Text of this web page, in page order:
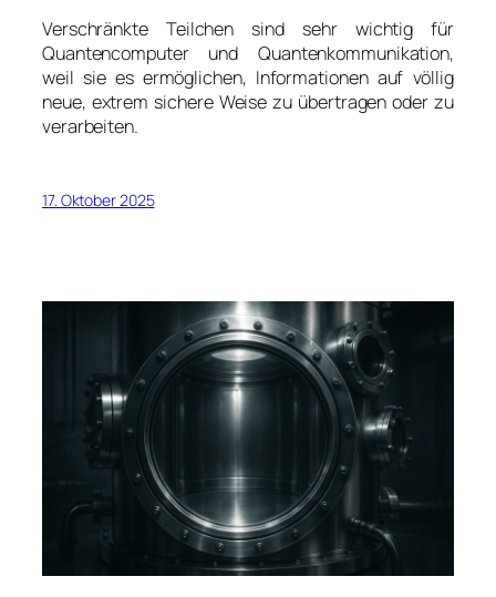
Verschränkte Teilchen sind sehr wichtig für
Quantencomputer und Quantenkommunikation,
weil sie es ermöglichen, Informationen auf völlig
neue, extrem sichere Weise zu übertragen oder zu
verarbeiten.
17. Oktober 2025